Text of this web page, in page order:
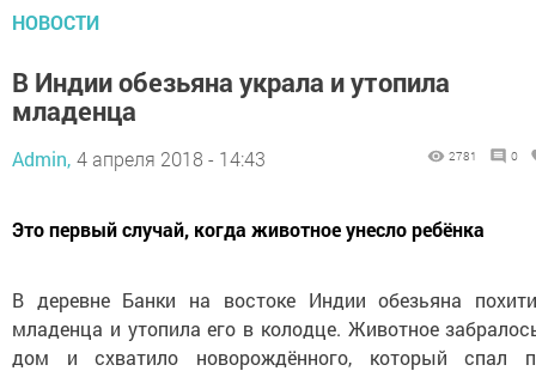
НОВОСТИ
В Индии обезьяна украла и утопила
младенца
Admin, 4 апреля 2018 - 14:43 2781 0
Это первый случай, когда животное унесло ребёнка
В деревне Банки на востоке Индии обезьяна
младенца и утопила его в колодце. Животное
дом и схватило новорождённого, который спал